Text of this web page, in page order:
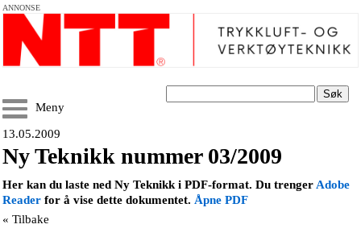
ANNONSE
Søk
Meny
13.05.2009
Ny Teknikk nummer 03/2009
Her kan du laste ned Ny Teknikk i PDF-format. Du trenger Adobe
Reader for å vise dette dokumentet. Åpne PDF
« Tilbake